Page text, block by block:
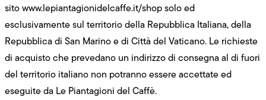
sitowww.lepiantagionidelcaffe.it/shopsolo ed
esclusivamente sul territorio della Repubblica Italiana, della
Repubblica di San Marino e di Città del Vaticano. Le richieste
di acquisto che prevedano un indirizzo di consegna al di fuori
del territorio italiano non potranno essere accettate ed
eseguite da Le Piantagioni del Caffè.